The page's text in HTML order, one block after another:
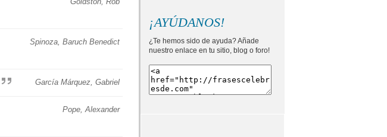
Spinoza, Baruch Benedict
García Márquez, Gabriel
Pope, Alexander
¡AYÚDANOS!
¿Te hemos sido de ayuda? Añade
nuestro enlace en tu sitio, blog o foro!